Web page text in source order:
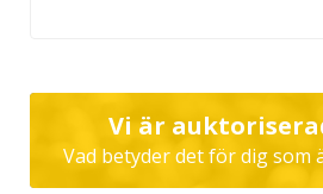
Vi är
Vad betyder det för dig som